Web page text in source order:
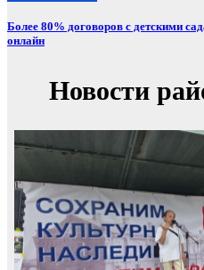
Более 80% договоров с детскими
онлайн